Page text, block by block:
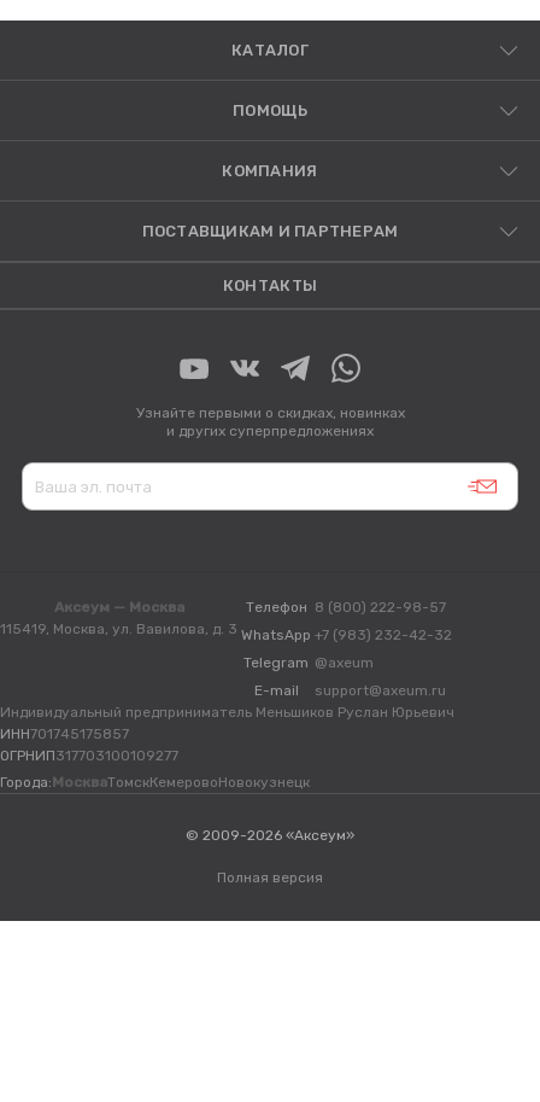
КАТАЛОГ
ПОМОЩЬ
КОМПАНИЯ
ПОСТАВЩИКАМ И ПАРТНЕРАМ
КОНТАКТЫ
Узнайте первыми о скидках, новинках
и других суперпредложениях
Аксеум — Москва
115419, Москва, ул. Вавилова, д. 3
Телефон 8 (800) 222-98-57
WhatsApp +7 (983) 232-42-32
Telegram @axeum
E-mail
support@axeum.ru
Индивидуальный предприниматель Меньшиков Руслан Юрьевич
ИНН701745175857
ОГРНИП317703100109277
Города: МоскваТомскКемеровоНовокузнецк
© 2009-2026 «Аксеум»
Полная версия